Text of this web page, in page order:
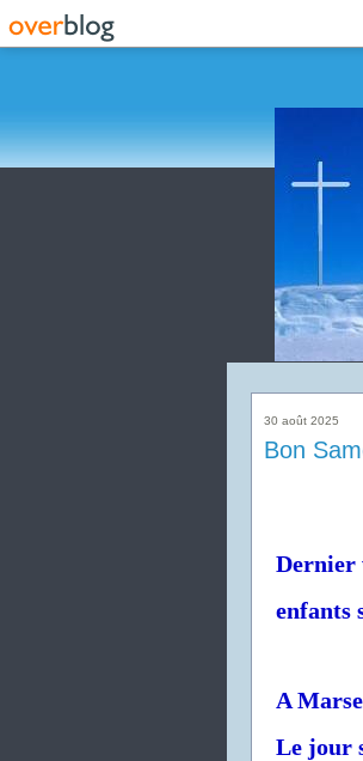
30 août 2025
Bon
Dernier
enfants
A
Le jour